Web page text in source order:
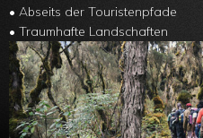
• Abseits der Touristenpfade
• Traumhafte Landschaften